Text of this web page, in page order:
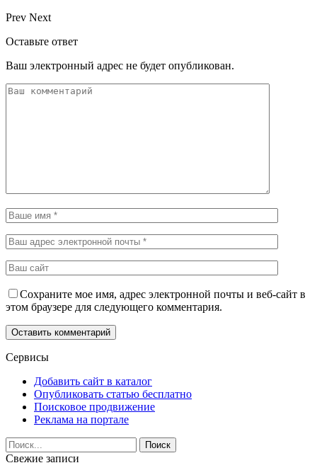
Prev Next
Оставьте ответ
Ваш электронный адрес не будет опубликован.
Сохраните мое имя, адрес электронной почты и веб-сайт в
этом браузере для следующего комментария.
Сервисы
Добавить сайт в каталог
Опубликовать статью бесплатно
Поисковое продвижение
Реклама на портале
Свежие записи